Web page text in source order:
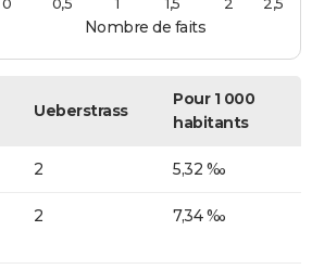
Nombre de faits
0
0,5 1 1,5 2 2,5
Ueberstrass
Pour 1 000
habitants
2 5,32 ‰
2 7,34 ‰